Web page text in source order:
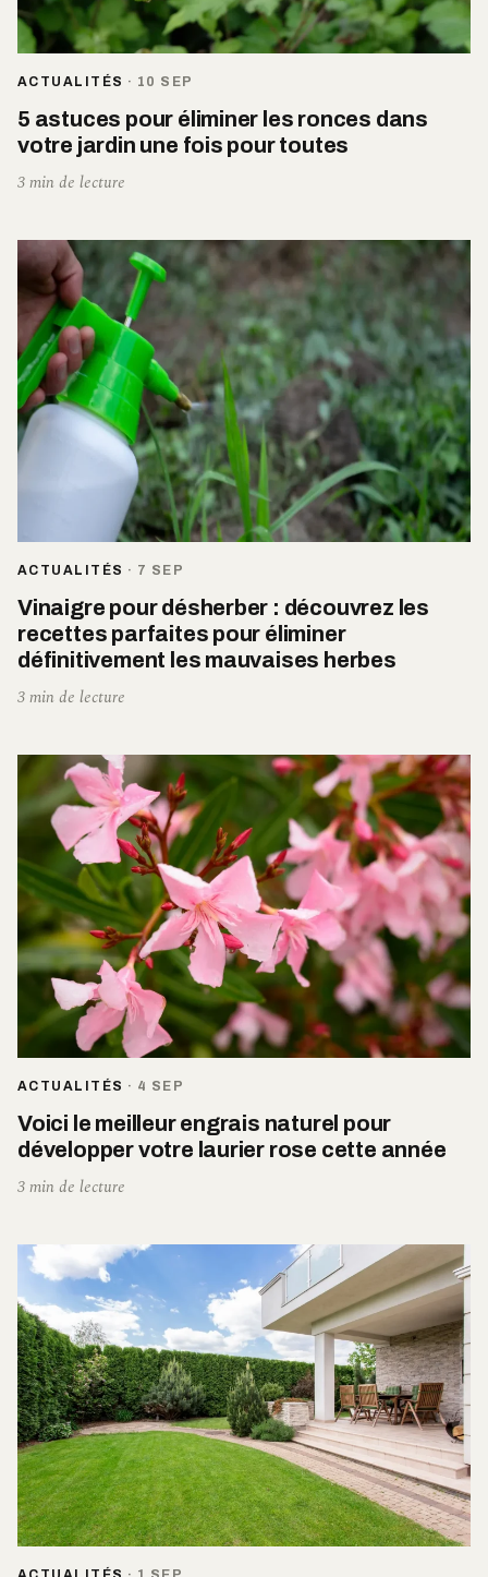
ACTUALITÉS · 10 SEP
5 astuces pour éliminer les ronces dans
votre jardin une fois pour toutes
3 min de lecture
ACTUALITÉS · 7 SEP
Vinaigre pour désherber : découvrez les
recettes parfaites pour éliminer
définitivement les mauvaises herbes
3 min de lecture
ACTUALITÉS · 4 SEP
Voici le meilleur engrais naturel pour
développer votre laurier rose cette année
3 min de lecture